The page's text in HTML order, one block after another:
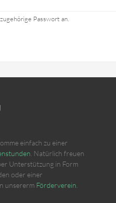
Passwort an.
einfach zu einer
. Natürlich freuen
Unterstützung in Form
oder einer
unsererm Förderverein